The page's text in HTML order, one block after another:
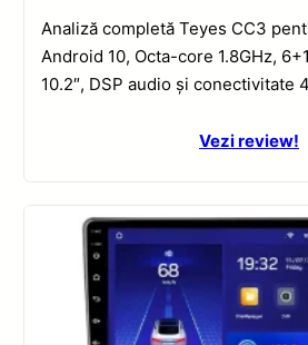
Analiză completă Teyes CC3
Android 10, Octa-core 1.8GHz,
10.2″, DSP audio și conectivitate
Vezi review!